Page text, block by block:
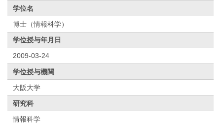
学位名
博士（情報科学）
学位授与年月日
2009-03-24
学位授与機関
大阪大学
研究科
情報科学